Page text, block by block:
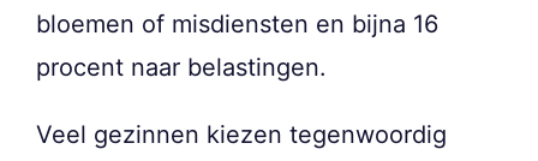
bloemen of misdiensten en bijna 16
procent naar belastingen.
Veel gezinnen kiezen tegenwoordig